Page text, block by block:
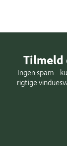
Tilmeld
Ingen spam -
rigtige